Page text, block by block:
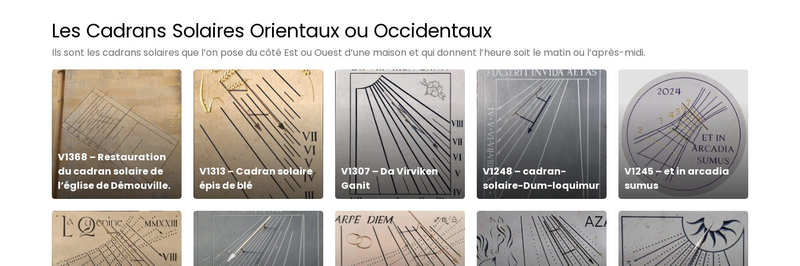
Les Cadrans Solaires Orientaux ou Occidentaux
Ils sont les cadrans solaires que l’on pose du côté Est ou Ouest d’une maison et qui donnent l’heure soit le matin ou l’après-midi.
V1368
–
Restauration
du
cadran
solaire
de
l’église
Démouville.
V1368 – Restauration
du cadran solaire de
l’église de Démouville.
V1313
–
Cadran
solaire
épis
de
blé
V1313 – Cadran solaire
épis de blé
V1307
Da
Virviken
Ganit
V1307 – Da Virviken
Ganit
V1248
–
cadran-
solaire-
Dum-
loquimur
V1248 – cadran-
solaire-Dum-loquimur
et
in
arcadia
sumus
V1245 – et in arcadia
sumus
V1081
cadran
V1021
Cadran
V765
Cadran
V539
–
Cadran
V537
–
Cadran